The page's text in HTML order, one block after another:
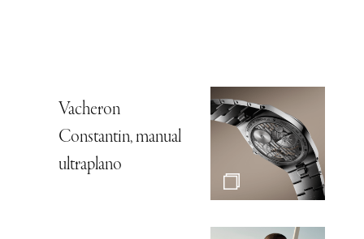
Vacheron
Constantin, manual
ultraplano